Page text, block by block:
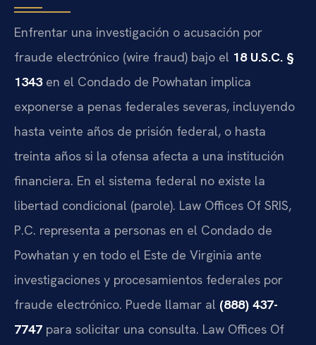
Enfrentar una investigación o acusación por
fraude electrónico (wire fraud) bajo el 18 U.S.C. §
1343en el Condado de Powhatan implica
exponerse a penas federales severas, incluyendo
hasta veinte años de prisión federal, o hasta
treinta años si la ofensa afecta a una institución
financiera. En el sistema federal no existe la
libertad condicional (parole). Law Offices Of SRIS,
P.C. representa a personas en el Condado de
Powhatan y en todo el Este de Virginia ante
investigaciones y procesamientos federales por
fraude electrónico. Puede llamar al (888) 437-
7747 para solicitar una consulta. Law Offices Of